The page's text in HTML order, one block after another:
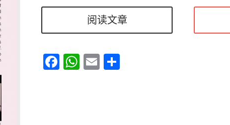
阅读文章
Facebook
WhatsApp
Email